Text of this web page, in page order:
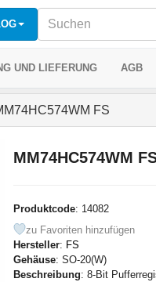
UND LIEFERUNG AGB
FS
MM74HC574WM
Produktcode: 14082
zu Favoriten hinzufügen
Hersteller: FS
Gehäuse: SO-20(W)
Beschreibung: 8-Bit